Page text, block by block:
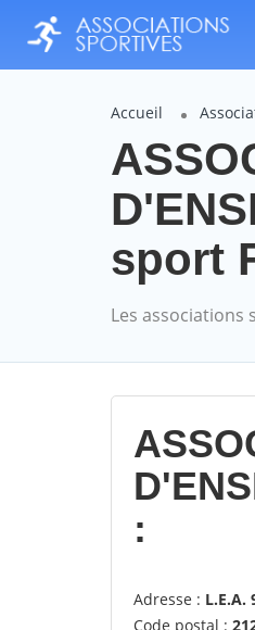
Accueil
sport
Les associations
:
Adresse : L.E.A.
Code postal :